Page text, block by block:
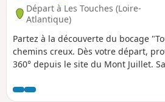
Départ à Les Touches (Loire-
Atlantique)
Partez à la découverte du bocage
chemins creux. Dès votre départ,
360° depuis le site du Mont Juillet.
entoure. Lancez vous ensuite à la